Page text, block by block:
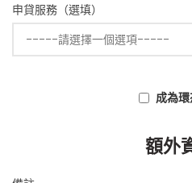
辦房屋二胎，一切變得
導我完成了所有必要的
時間內幫我談到核准
最近家裡多成員,房子
申貸服務（選填）
額外